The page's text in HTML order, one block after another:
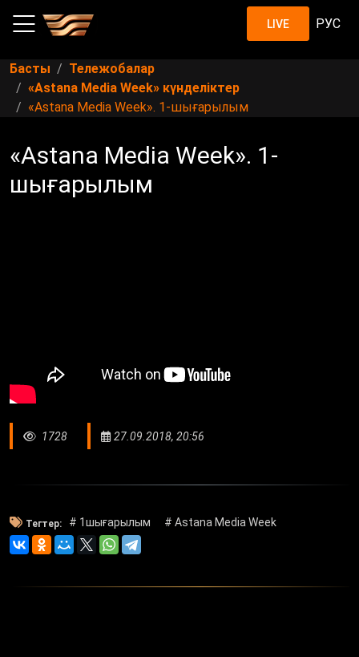
LIVE РУС
Басты
Тележобалар
«Astana Media Week» күнделіктер
«Astana Media Week». 1-шығарылым
«Astana Media Week». 1-
шығарылым
1728 27.09.2018, 20:56
Тегтер: # 1шығарылым # Astana Media Week